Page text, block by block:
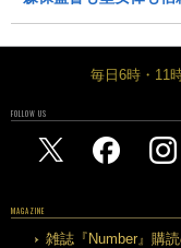
毎日6時・11
FOLLOW US
MAGAZINE
雑誌『Number』購